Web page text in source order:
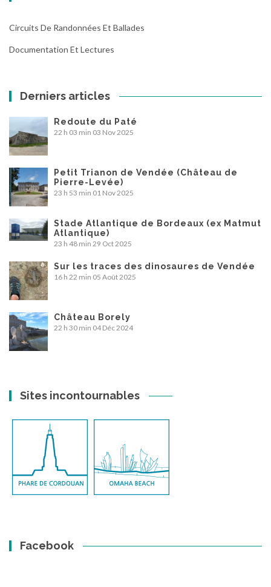
Circuits De Randonnées Et Ballades
Documentation Et Lectures
Derniers articles
Redoute du Paté
22 h 03 min 03 Nov 2025
Petit Trianon de Vendée (Château de
Pierre-Levée)
23 h 53 min 01 Nov 2025
Stade Atlantique de Bordeaux (ex Matmut
Atlantique)
23 h 48 min 29 Oct 2025
Sur les traces des dinosaures de Vendée
16 h 22 min 05 Août 2025
Château Borely
22 h 30 min 04 Déc 2024
Sites incontournables
Facebook